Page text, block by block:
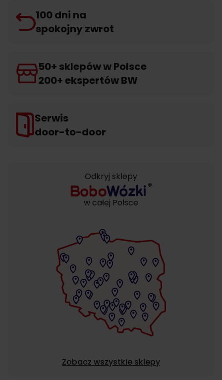
100 dni na
spokojny zwrot
50+ sklepów w Polsce
200+ ekspertów BW
Serwis
door-to-door
Odkryj sklepy
w całej Polsce
Zobacz wszystkie sklepy